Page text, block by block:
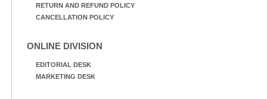
RETURN AND REFUND POLICY
CANCELLATION POLICY
ONLINE DIVISION
EDITORIAL DESK
MARKETING DESK